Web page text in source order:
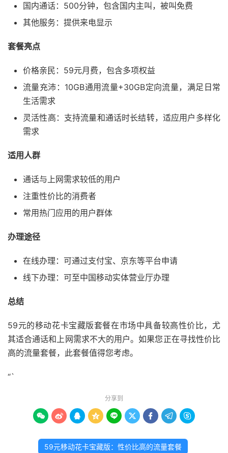
国内通话：500分钟，包含国内主叫，被叫免费
其他服务：提供来电显示
套餐亮点
价格亲民：59元月费，包含多项权益
流量充沛：10GB通用流量+30GB定向流量，满足日常
生活需求
灵活性高：支持流量和通话时长结转，适应用户多样化
需求
适用人群
通话与上网需求较低的用户
注重性价比的消费者
常用热门应用的用户群体
办理途径
在线办理：可通过支付宝、京东等平台申请
线下办理：可至中国移动实体营业厅办理
总结
59元的移动花卡宝藏版套餐在市场中具备较高性价比，尤
其适合通话和上网需求不大的用户。如果您正在寻找性价比
高的流量套餐，此套餐值得您考虑。
“`
分享到
        
59元移动花卡宝藏版：性价比高的流量套餐